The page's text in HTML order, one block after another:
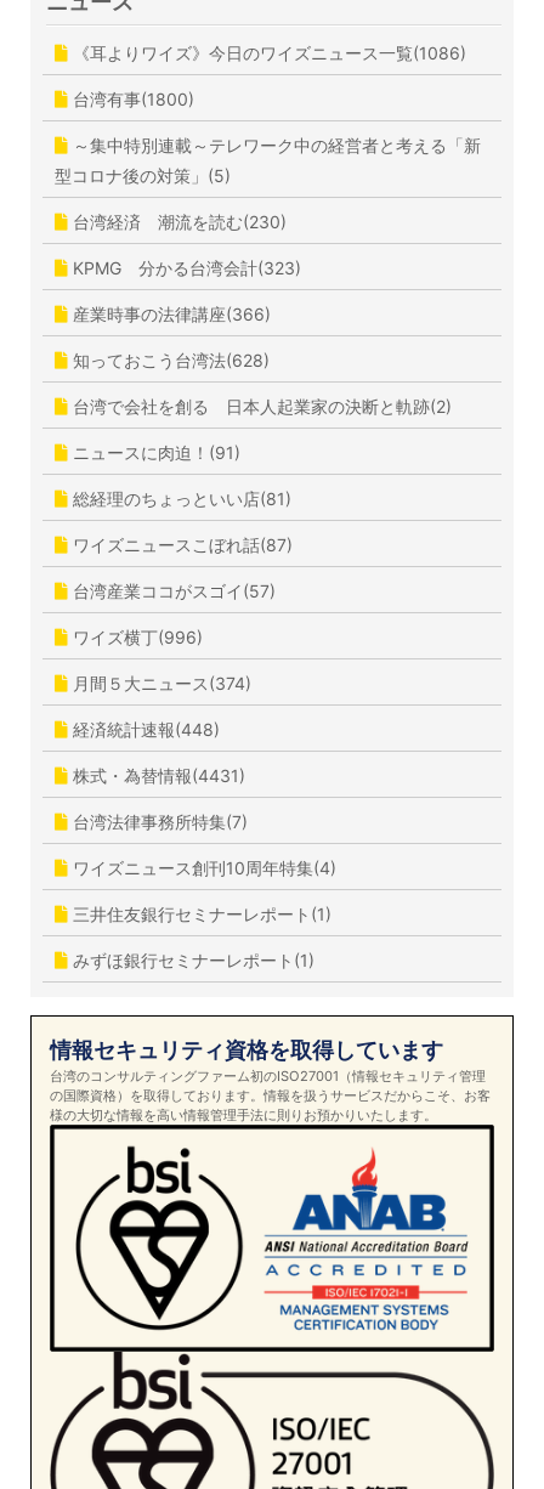
《耳よりワイズ》今日のワイズニュース一覧(1086)
台湾有事(1800)
～集中特別連載～テレワーク中の経営者と考える「新
型コロナ後の対策」(5)
台湾経済 潮流を読む(230)
KPMG 分かる台湾会計(323)
産業時事の法律講座(366)
知っておこう台湾法(628)
台湾で会社を創る 日本人起業家の決断と軌跡(2)
ニュースに肉迫！(91)
総経理のちょっといい店(81)
ワイズニュースこぼれ話(87)
台湾産業ココがスゴイ(57)
ワイズ横丁(996)
月間５大ニュース(374)
経済統計速報(448)
株式・為替情報(4431)
台湾法律事務所特集(7)
ワイズニュース創刊10周年特集(4)
三井住友銀行セミナーレポート(1)
みずほ銀行セミナーレポート(1)
情報セキュリティ資格を取得しています
台湾のコンサルティングファーム初のISO27001（情報セキュリティ管理
の国際資格）を取得しております。情報を扱うサービスだからこそ、お客
様の大切な情報を高い情報管理手法に則りお預かりいたします。